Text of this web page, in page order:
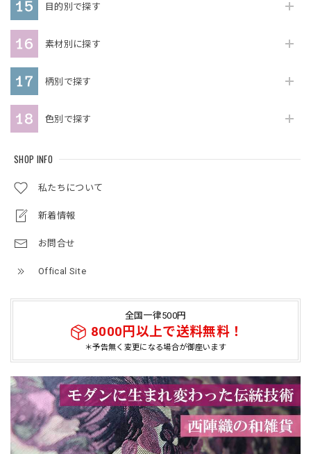
目的別で探す
素材別に探す
柄別で探す
色別で探す
SHOP INFO
私たちについて
新着情報
お問合せ
Offical Site
全国一律500円
8000円以上で送料無料！
＊予告無く変更になる場合が御座います